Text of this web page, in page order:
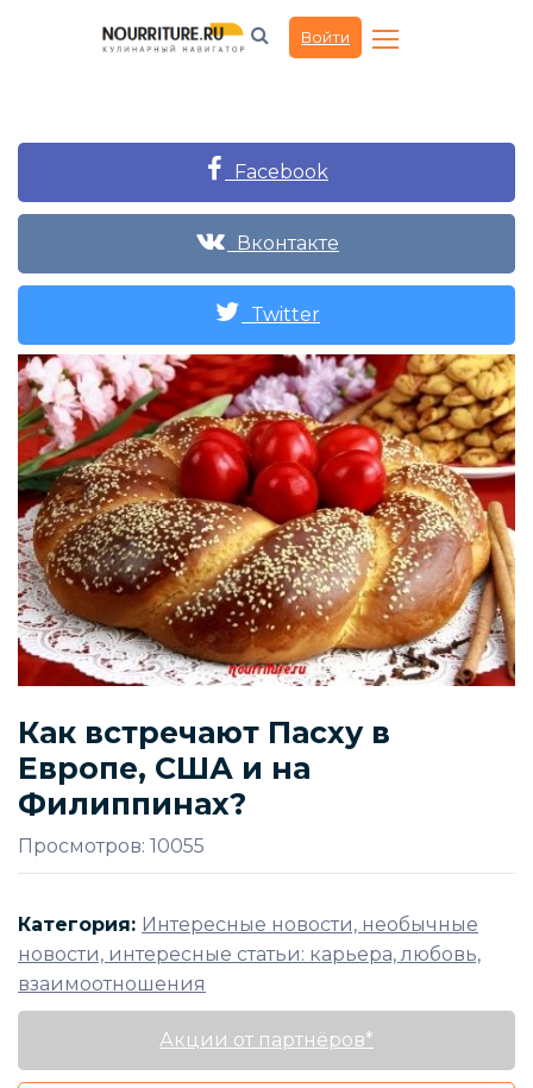
Войти
Facebook
Вконтакте
Twitter
Как встречают Пасху в
Европе, США и на
Филиппинах?
Просмотров: 10055
Категория: Интересные новости, необычные
новости, интересные статьи: карьера, любовь,
взаимоотношения
Акции от партнёров*